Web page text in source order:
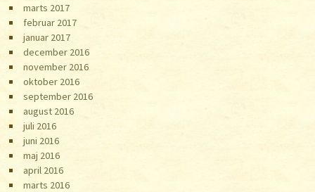
marts 2017
februar 2017
januar 2017
december 2016
november 2016
oktober 2016
september 2016
august 2016
juli 2016
juni 2016
maj 2016
april 2016
marts 2016